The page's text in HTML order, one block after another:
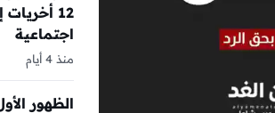
12
اجتماعية
منذ 4 أيام
الظهور